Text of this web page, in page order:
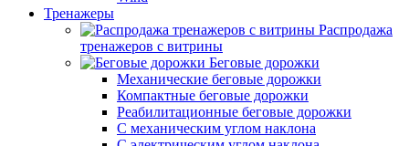
Тренажеры
Распродажа
тренажеров с витрины
Беговые дорожки
Механические беговые дорожки
Компактные беговые дорожки
Реабилитационные беговые дорожки
С механическим углом наклона